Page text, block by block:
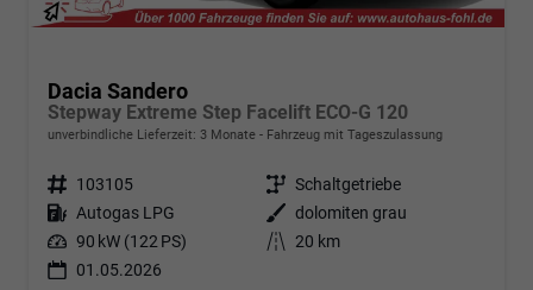
Dacia Sandero
Stepway Extreme Step Facelift ECO-G 120
unverbindliche Lieferzeit: 3 Monate Fahrzeug mit Tageszulassung
Fahrzeugnr. 103105 Getriebe Schaltgetriebe
Kraftstoff Autogas LPG Außenfarbe dolomiten grau
Leistung 90 kW (122 PS) Kilometerstand 20 km
01.05.2026